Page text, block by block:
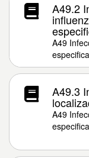
A49.2
A49
A49.3
A49